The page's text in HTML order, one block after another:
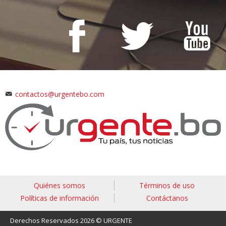
contactos@urgentebo.com
Quiénes somos
Términos de uso
Políticas de información
Contáctanos
Derechos Reservados 2026 © URGENTE